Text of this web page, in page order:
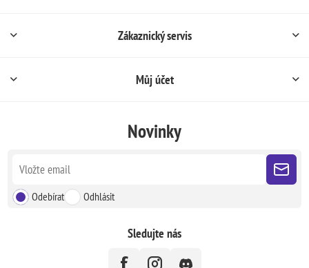
Zákaznický servis
Můj účet
Novinky
Odebírat Odhlásit
Sledujte nás